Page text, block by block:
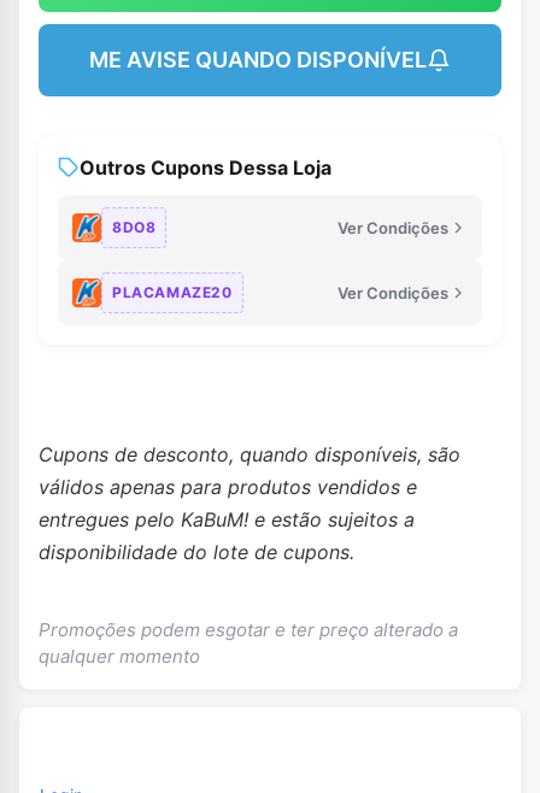
ME AVISE QUANDO DISPONÍVEL
Outros Cupons Dessa Loja
8DO8 Ver Condições
PLACAMAZE20 Ver Condições
Cupons de desconto, quando disponíveis, são
válidos apenas para produtos vendidos e
entregues pelo KaBuM! e estão sujeitos a
disponibilidade do lote de cupons.
Promoções podem esgotar e ter preço alterado a
qualquer momento